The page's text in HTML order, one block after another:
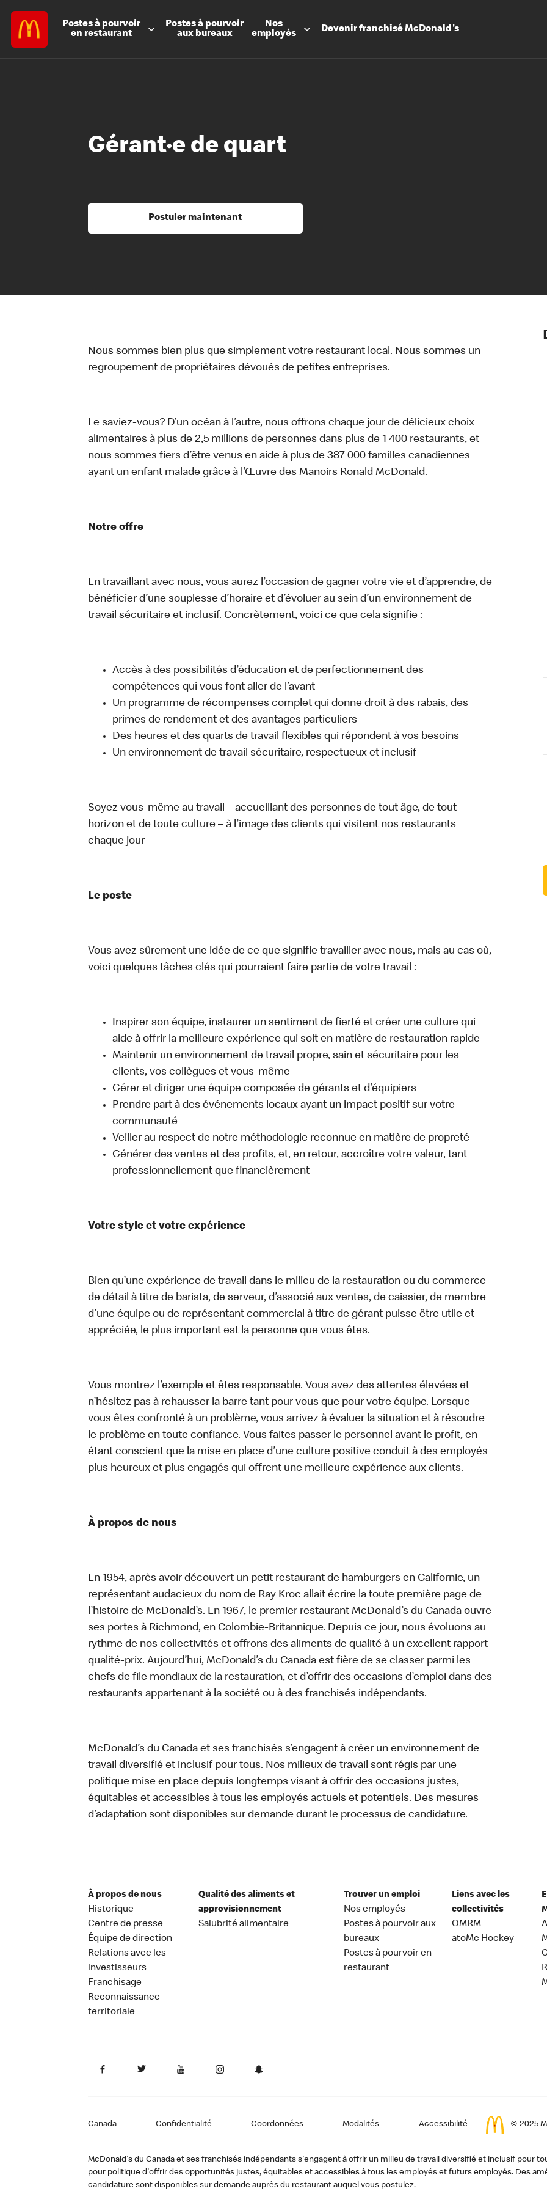
Postes à pourvoir
en restaurant
Postes à pourvoir
aux bureaux
Nos
employés
DevenirfranchiséMcDonald's
Les
Notre
Nos
Santé et
Gérant·e de quart
Postuler maintenant
Nous sommes bien plus que simplement votre restaurant local. Nous sommes un
regroupement de propriétaires dévoués de petites entreprises.
Le saviez-vous? D’un océan à l’autre, nous offrons chaque jour de délicieux choix
alimentaires à plus de 2,5 millions de personnes dans plus de 1 400 restaurants, et
nous sommes fiers d’être venus en aide à plus de 387 000 familles canadiennes
ayant un enfant malade grâce à l’Œuvre des Manoirs Ronald McDonald.
Notre offre
En travaillant avec nous, vous aurez l’occasion de gagner votre vie et d’apprendre, de
bénéficier d’une souplesse d’horaire et d’évoluer au sein d’un environnement de
travail sécuritaire et inclusif. Concrètement, voici ce que cela signifie :
Accès à des possibilités d’éducation et de perfectionnement des
compétences qui vous font aller de l’avant
Un programme de récompenses complet qui donne droit à des rabais, des
primes de rendement et des avantages particuliers
Des heures et des quarts de travail flexibles qui répondent à vos besoins
Un environnement de travail sécuritaire, respectueux et inclusif
Soyez vous-même au travail – accueillant des personnes de tout âge, de tout
horizon et de toute culture – à l’image des clients qui visitent nos restaurants
chaque jour
Le poste
Vous avez sûrement une idée de ce que signifie travailler avec nous, mais au cas où,
voici quelques tâches clés qui pourraient faire partie de votre travail :
Inspirer son équipe, instaurer un sentiment de fierté et créer une culture qui
aide à offrir la meilleure expérience qui soit en matière de restauration rapide
Maintenir un environnement de travail propre, sain et sécuritaire pour les
clients, vos collègues et vous-même
Gérer et diriger une équipe composée de gérants et d’équipiers
Prendre part à des événements locaux ayant un impact positif sur votre
communauté
Veiller au respect de notre méthodologie reconnue en matière de propreté
Générer des ventes et des profits, et, en retour, accroître votre valeur, tant
professionnellement que financièrement
Votre style et votre expérience
Bien qu’une expérience de travail dans le milieu de la restauration ou du commerce
de détail à titre de barista, de serveur, d’associé aux ventes, de caissier, de membre
d’une équipe ou de représentant commercial à titre de gérant puisse être utile et
appréciée, le plus important est la personne que vous êtes.
Vous montrez l’exemple et êtes responsable. Vous avez des attentes élevées et
n’hésitez pas à rehausser la barre tant pour vous que pour votre équipe. Lorsque
vous êtes confronté à un problème, vous arrivez à évaluer la situation et à résoudre
le problème en toute confiance. Vous faites passer le personnel avant le profit, en
étant conscient que la mise en place d’une culture positive conduit à des employés
plus heureux et plus engagés qui offrent une meilleure expérience aux clients.
À propos de nous
En 1954, après avoir découvert un petit restaurant de hamburgers en Californie, un
représentant audacieux du nom de Ray Kroc allait écrire la toute première page de
l’histoire de McDonald’s. En 1967, le premier restaurant McDonald’s du Canada ouvre
ses portes à Richmond, en Colombie-Britannique. Depuis ce jour, nous évoluons au
rythme de nos collectivités et offrons des aliments de qualité à un excellent rapport
qualité-prix. Aujourd’hui, McDonald’s du Canada est fière de se classer parmi les
chefs de file mondiaux de la restauration, et d’offrir des occasions d’emploi dans des
restaurants appartenant à la société ou à des franchisés indépendants.
McDonald’s du Canada et ses franchisés s’engagent à créer un environnement de
travail diversifié et inclusif pour tous. Nos milieux de travail sont régis par une
politique mise en place depuis longtemps visant à offrir des occasions justes,
équitables et accessibles à tous les employés actuels et potentiels. Des mesures
d’adaptation sont disponibles sur demande durant le processus de candidature.
À propos de nous
Historique
Centre de presse
Équipe de direction
Relations avec les
investisseurs
Franchisage
Reconnaissance
territoriale
Qualité des aliments et
approvisionnement
Salubrité alimentaire
Trouver un emploi
Nos employés
Postes à pourvoir aux
bureaux
Postes à pourvoir en
restaurant
Liens avec les
collectivités
OMRM
atoMc Hockey
Canada Confidentialité Coordonnées Modalités Accessibilité © 2025
McDonald's du Canada et ses franchisés indépendants s'engagent à offrir un milieu de travail diversifié et inclusif pour
pour politique d'offrir des opportunités justes, équitables et accessibles à tous les employés et futurs employés. Des
candidature sont disponibles sur demande auprès du restaurant auquel vous postulez.